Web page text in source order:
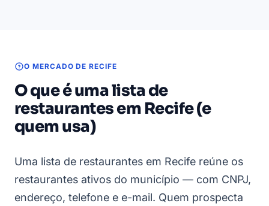
O MERCADO DE RECIFE
O que é uma lista de
restaurantes em Recife (e
quem usa)
Uma lista de restaurantes em Recife reúne os
restaurantes ativos do município — com CNPJ,
endereço, telefone e e-mail. Quem prospecta